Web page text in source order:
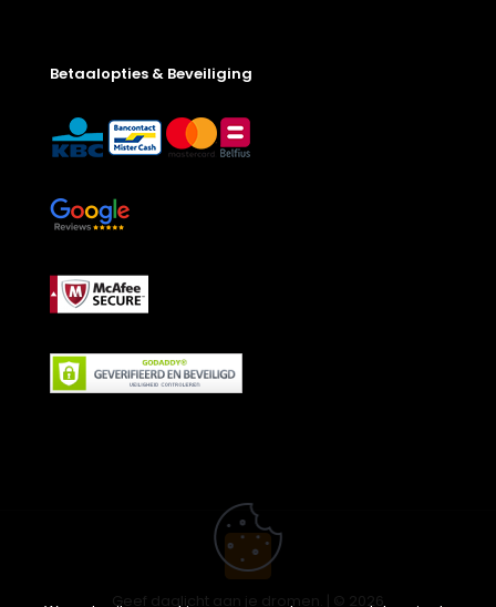
Betaalopties & Beveiliging
Geef daglicht aan je dromen. | © 2026